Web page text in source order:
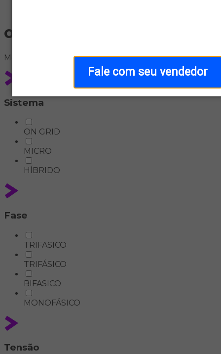
Fale com seu vendedor
off-grid-interativo
Meus
Sistema
ON GRID
MICRO
HÍBRIDO
Fase
TRIFASICO
TRIFÁSICO
BIFASICO
MONOFÁSICO
Tensão